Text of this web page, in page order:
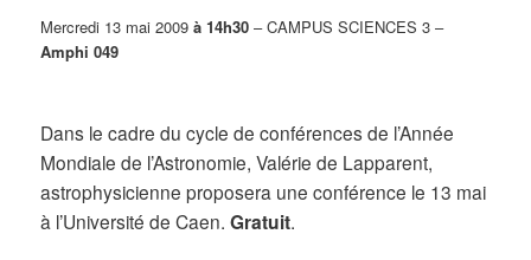
Mercredi 13 mai 2009à 14h30 – CAMPUS SCIENCES 3 –
Amphi 049
Dans le cadre du cycle de conférences de l’Année
Mondiale de l’Astronomie, Valérie de Lapparent,
astrophysicienne proposera une conférence le 13 mai
à l’Université de Caen.Gratuit.